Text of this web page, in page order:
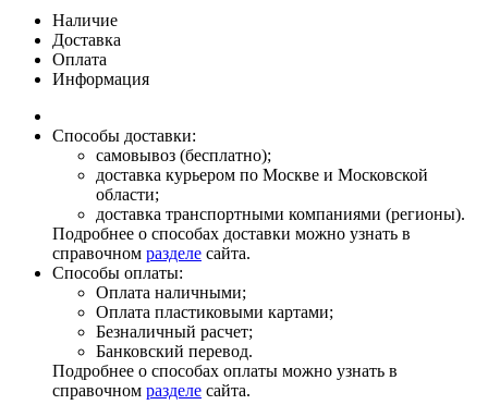
Наличие
Доставка
Оплата
Информация
Способы доставки:
самовывоз (бесплатно);
доставка курьером по Москве и Московской
области;
доставка транспортными компаниями (регионы).
Подробнее о способах доставки можно узнать в
справочном разделе сайта.
Способы оплаты:
Оплата наличными;
Оплата пластиковыми картами;
Безналичный расчет;
Банковский перевод.
Подробнее о способах оплаты можно узнать в
справочном разделе сайта.